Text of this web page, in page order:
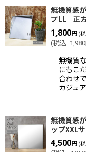
無機質感
プLL 正
1,800円 (
(税込 : 1,980
無機質
にもこ
合わせ
カジュ
無機質感
ップXXL
4,500円 (